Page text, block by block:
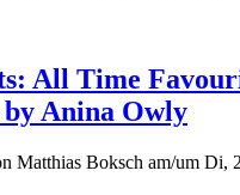
All Time
by Anina Owly
Matthias Boksch am/um Di,